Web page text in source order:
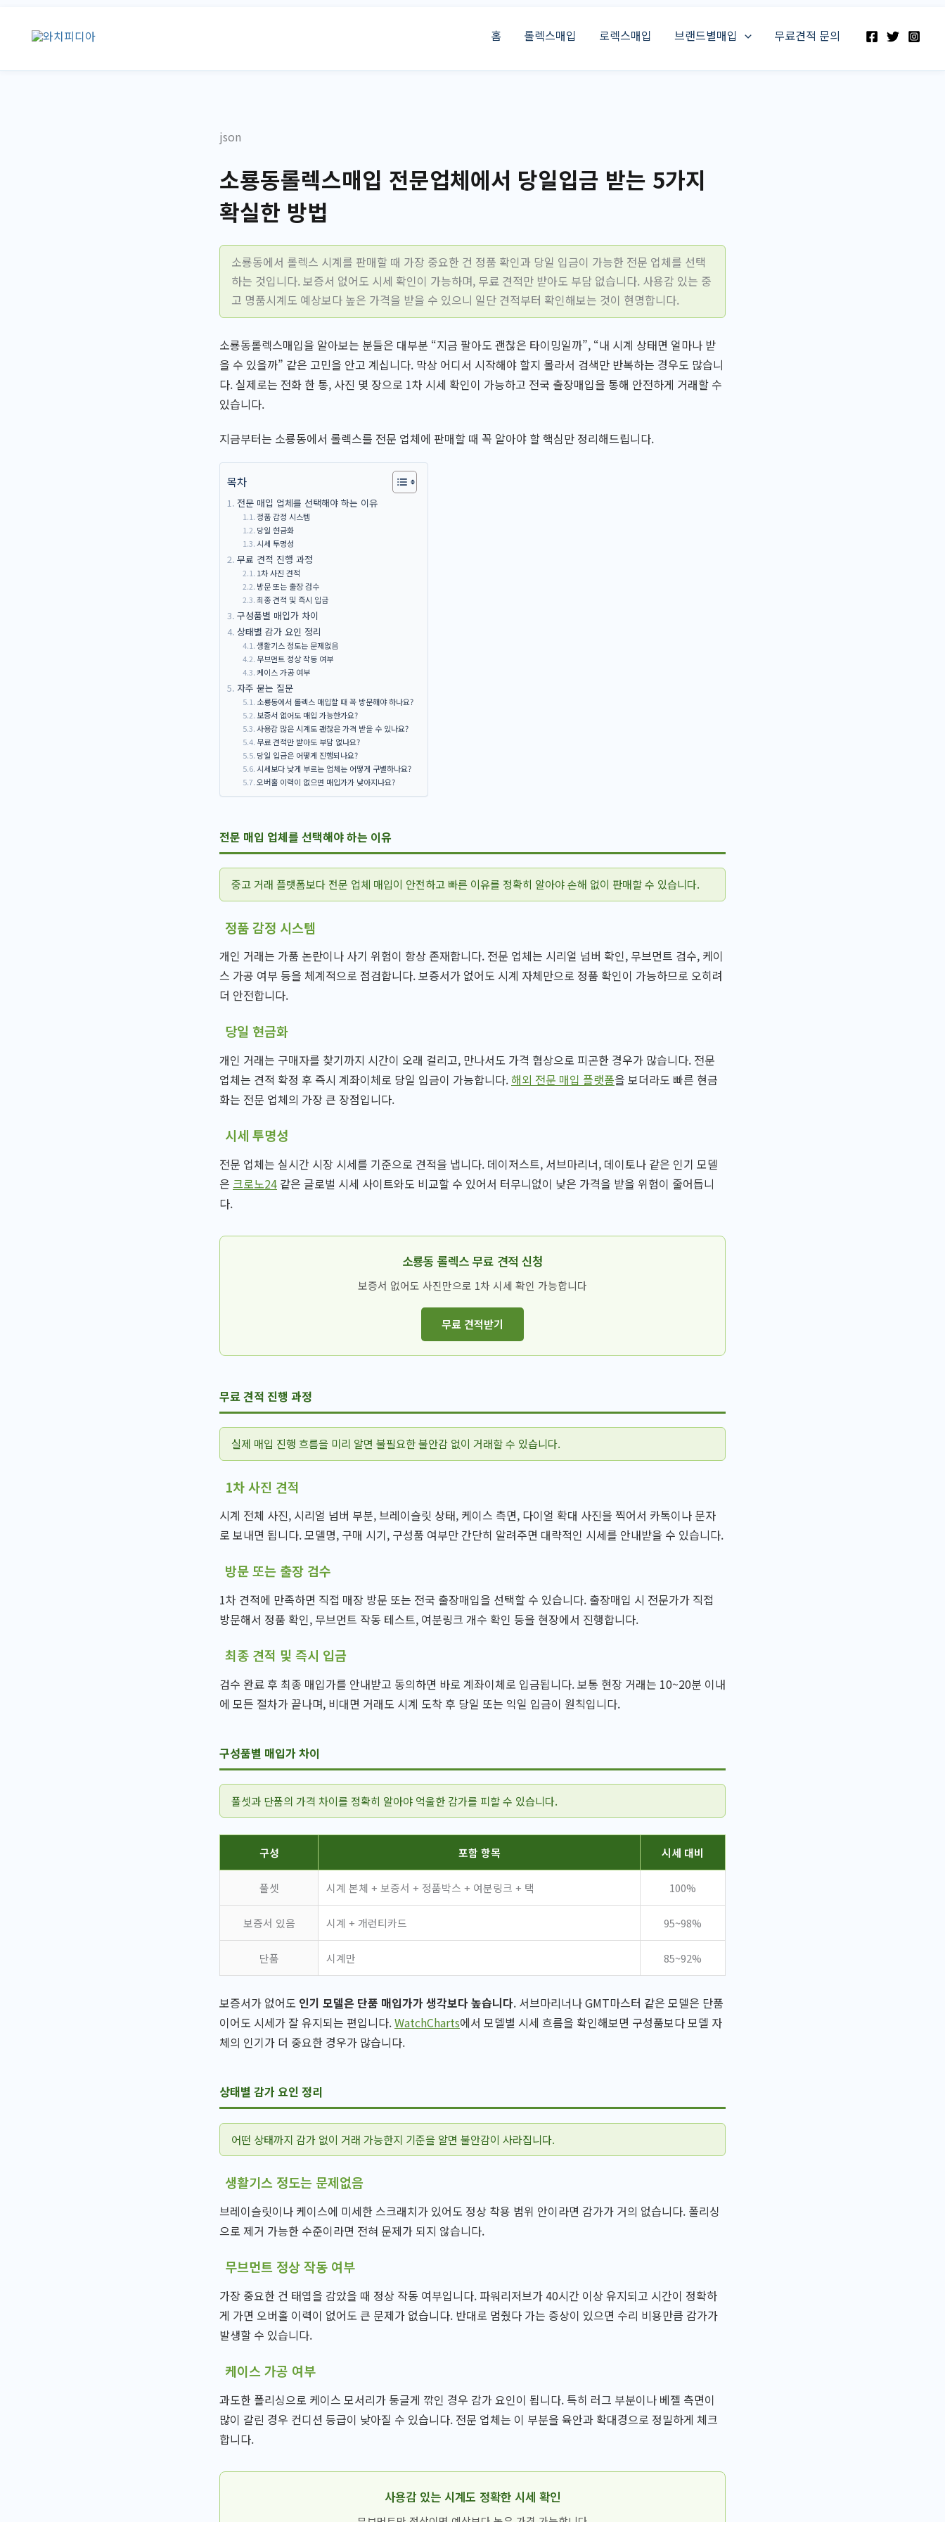
로
홈 롤렉스매입 로렉스매입 브랜드별매입 무료견적 문의
json
소룡동롤렉스매입 전문업체에서 당일입금 받는 5가지
확실한 방법
소룡동에서 롤렉스 시계를 판매할 때 가장 중요한 건 정품 확인과 당일 입금이 가능한 전문 업체를 선택
하는 것입니다. 보증서 없어도 시세 확인이 가능하며, 무료 견적만 받아도 부담 없습니다. 사용감 있는 중
고 명품시계도 예상보다 높은 가격을 받을 수 있으니 일단 견적부터 확인해보는 것이 현명합니다.
소룡동롤렉스매입을 알아보는 분들은 대부분 “지금 팔아도 괜찮은 타이밍일까”, “내 시계 상태면 얼마나 받
을 수 있을까” 같은 고민을 안고 계십니다. 막상 어디서 시작해야 할지 몰라서 검색만 반복하는 경우도 많습니
다. 실제로는 전화 한 통, 사진 몇 장으로 1차 시세 확인이 가능하고 전국 출장매입을 통해 안전하게 거래할 수
있습니다.
지금부터는 소룡동에서 롤렉스를 전문 업체에 판매할 때 꼭 알아야 할 핵심만 정리해드립니다.
목차
전문 매입 업체를 선택해야 하는 이유
정품 감정 시스템
당일 현금화
시세 투명성
무료 견적 진행 과정
1차 사진 견적
방문 또는 출장 검수
최종 견적 및 즉시 입금
구성품별 매입가 차이
상태별 감가 요인 정리
생활기스 정도는 문제없음
무브먼트 정상 작동 여부
케이스 가공 여부
자주 묻는 질문
소룡동에서 롤렉스 매입할 때 꼭 방문해야 하나요?
보증서 없어도 매입 가능한가요?
사용감 많은 시계도 괜찮은 가격 받을 수 있나요?
무료 견적만 받아도 부담 없나요?
당일 입금은 어떻게 진행되나요?
시세보다 낮게 부르는 업체는 어떻게 구별하나요?
오버홀 이력이 없으면 매입가가 낮아지나요?
전문 매입 업체를 선택해야 하는 이유
중고 거래 플랫폼보다 전문 업체 매입이 안전하고 빠른 이유를 정확히 알아야 손해 없이 판매할 수 있습니다.
정품 감정 시스템
개인 거래는 가품 논란이나 사기 위험이 항상 존재합니다. 전문 업체는 시리얼 넘버 확인, 무브먼트 검수, 케이
스 가공 여부 등을 체계적으로 점검합니다. 보증서가 없어도 시계 자체만으로 정품 확인이 가능하므로 오히려
더 안전합니다.
당일 현금화
개인 거래는 구매자를 찾기까지 시간이 오래 걸리고, 만나서도 가격 협상으로 피곤한 경우가 많습니다. 전문
업체는 견적 확정 후 즉시 계좌이체로 당일 입금이 가능합니다. 해외 전문 매입 플랫폼을 보더라도 빠른 현금
화는 전문 업체의 가장 큰 장점입니다.
시세 투명성
전문 업체는 실시간 시장 시세를 기준으로 견적을 냅니다. 데이저스트, 서브마리너, 데이토나 같은 인기 모델
은 크로노24 같은 글로벌 시세 사이트와도 비교할 수 있어서 터무니없이 낮은 가격을 받을 위험이 줄어듭니
다.
소룡동 롤렉스 무료 견적 신청
보증서 없어도 사진만으로 1차 시세 확인 가능합니다
무료 견적받기
무료 견적 진행 과정
실제 매입 진행 흐름을 미리 알면 불필요한 불안감 없이 거래할 수 있습니다.
1차 사진 견적
시계 전체 사진, 시리얼 넘버 부분, 브레이슬릿 상태, 케이스 측면, 다이얼 확대 사진을 찍어서 카톡이나 문자
로 보내면 됩니다. 모델명, 구매 시기, 구성품 여부만 간단히 알려주면 대략적인 시세를 안내받을 수 있습니다.
방문 또는 출장 검수
1차 견적에 만족하면 직접 매장 방문 또는 전국 출장매입을 선택할 수 있습니다. 출장매입 시 전문가가 직접
방문해서 정품 확인, 무브먼트 작동 테스트, 여분링크 개수 확인 등을 현장에서 진행합니다.
최종 견적 및 즉시 입금
검수 완료 후 최종 매입가를 안내받고 동의하면 바로 계좌이체로 입금됩니다. 보통 현장 거래는 10~20분 이내
에 모든 절차가 끝나며, 비대면 거래도 시계 도착 후 당일 또는 익일 입금이 원칙입니다.
구성품별 매입가 차이
풀셋과 단품의 가격 차이를 정확히 알아야 억울한 감가를 피할 수 있습니다.
구성 포함 항목 시세 대비
풀셋 시계 본체 + 보증서 + 정품박스 + 여분링크 + 택 100%
보증서 있음 시계 + 개런티카드 95~98%
단품 시계만 85~92%
보증서가 없어도 인기 모델은 단품 매입가가 생각보다 높습니다. 서브마리너나 GMT마스터 같은 모델은 단품
이어도 시세가 잘 유지되는 편입니다.WatchCharts에서 모델별 시세 흐름을 확인해보면 구성품보다 모델 자
체의 인기가 더 중요한 경우가 많습니다.
상태별 감가 요인 정리
어떤 상태까지 감가 없이 거래 가능한지 기준을 알면 불안감이 사라집니다.
생활기스 정도는 문제없음
브레이슬릿이나 케이스에 미세한 스크래치가 있어도 정상 착용 범위 안이라면 감가가 거의 없습니다. 폴리싱
으로 제거 가능한 수준이라면 전혀 문제가 되지 않습니다.
무브먼트 정상 작동 여부
가장 중요한 건 태엽을 감았을 때 정상 작동 여부입니다. 파워리저브가 40시간 이상 유지되고 시간이 정확하
게 가면 오버홀 이력이 없어도 큰 문제가 없습니다. 반대로 멈췄다 가는 증상이 있으면 수리 비용만큼 감가가
발생할 수 있습니다.
케이스 가공 여부
과도한 폴리싱으로 케이스 모서리가 둥글게 깎인 경우 감가 요인이 됩니다. 특히 러그 부분이나 베젤 측면이
많이 갈린 경우 컨디션 등급이 낮아질 수 있습니다. 전문 업체는 이 부분을 육안과 확대경으로 정밀하게 체크
합니다.
사용감 있는 시계도 정확한 시세 확인